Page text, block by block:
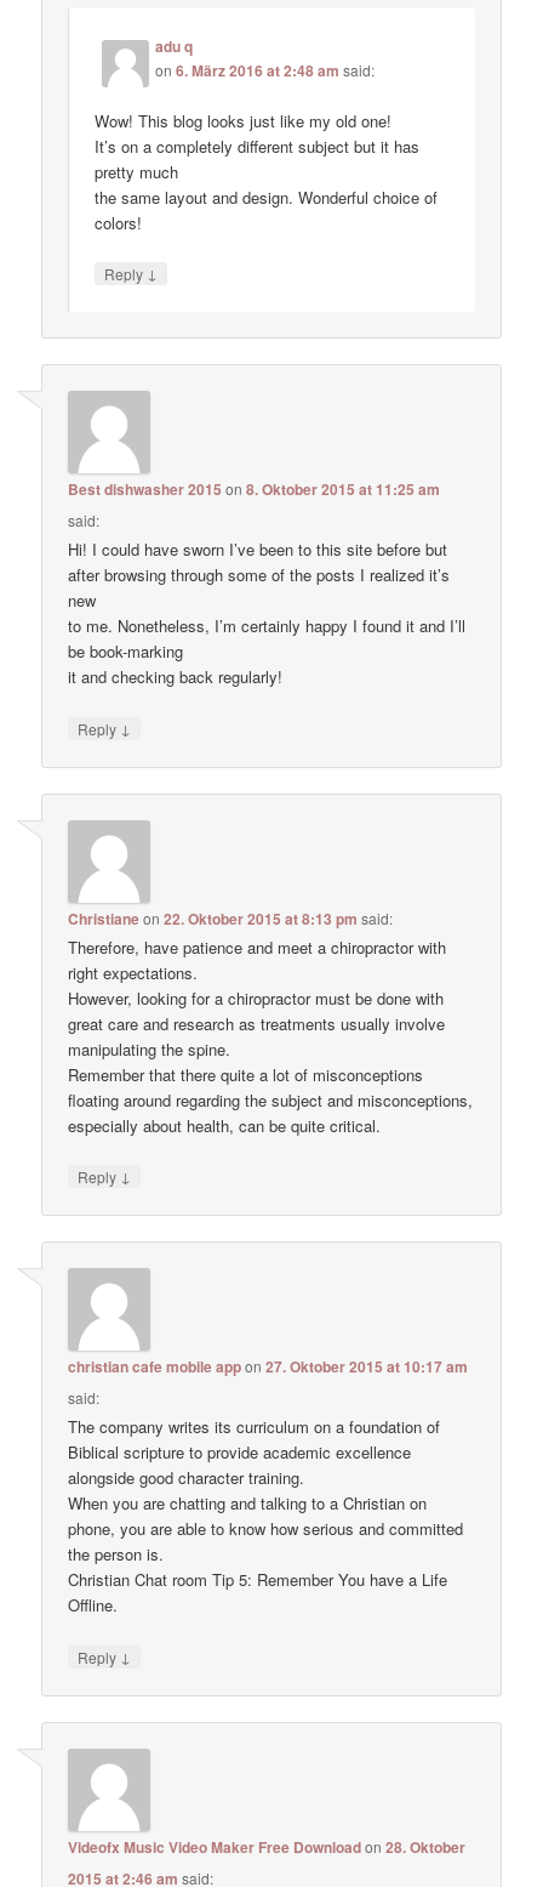
adu q
on6. März 2016 at 2:48 am said:
Wow! This blog looks just like my old one!
It’s on a completely different subject but it has
pretty much
the same layout and design. Wonderful choice of
colors!
Reply ↓
Best dishwasher 2015 on8. Oktober 2015 at 11:25 am
said:
Hi! I could have sworn I’ve been to this site before but
after browsing through some of the posts I realized it’s
new
to me. Nonetheless, I’m certainly happy I found it and I’ll
be book-marking
it and checking back regularly!
Reply ↓
Christianeon22. Oktober 2015 at 8:13 pm said:
Therefore, have patience and meet a chiropractor with
right expectations.
However, looking for a chiropractor must be done with
great care and research as treatments usually involve
manipulating the spine.
Remember that there quite a lot of misconceptions
floating around regarding the subject and misconceptions,
especially about health, can be quite critical.
Reply ↓
christian cafe mobile appon27. Oktober 2015 at 10:17 am
said:
The company writes its curriculum on a foundation of
Biblical scripture to provide academic excellence
alongside good character training.
When you are chatting and talking to a Christian on
phone, you are able to know how serious and committed
the person is.
Christian Chat room Tip 5: Remember You have a Life
Offline.
Reply ↓
Videofx Music Video Maker Free Downloadon28. Oktober
2015 at 2:46 am said: